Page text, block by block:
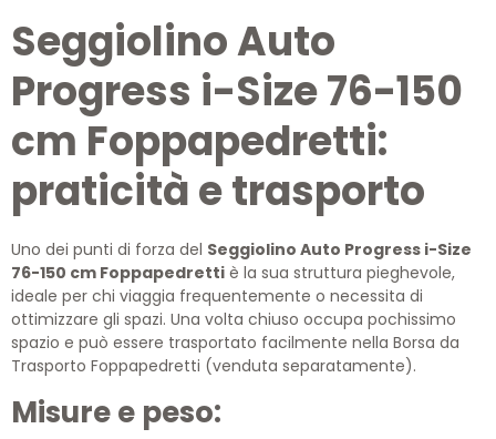
Seggiolino Auto
Progress i-Size 76-150
cm Foppapedretti:
praticità e trasporto
Uno dei punti di forza del Seggiolino Auto Progress i-Size
76-150 cm Foppapedretti è la sua struttura pieghevole,
ideale per chi viaggia frequentemente o necessita di
ottimizzare gli spazi. Una volta chiuso occupa pochissimo
spazio e può essere trasportato facilmente nella Borsa da
Trasporto Foppapedretti (venduta separatamente).
Misure e peso: